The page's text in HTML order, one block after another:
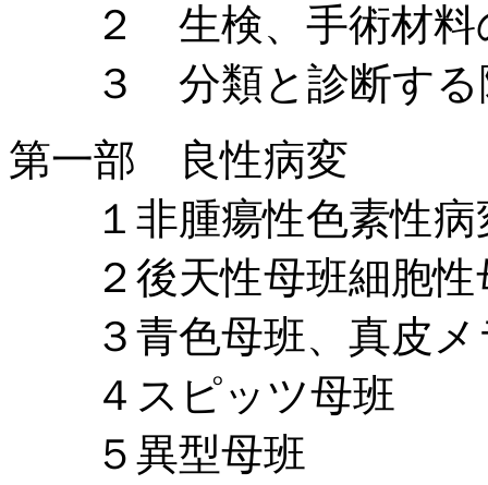
２ 生検、手術材料
３ 分類と診断する
第一部 良性病変
１非腫瘍性色素性病
２後天性母班細胞性
３青色母班、真皮メ
４スピッツ母班
５異型母班